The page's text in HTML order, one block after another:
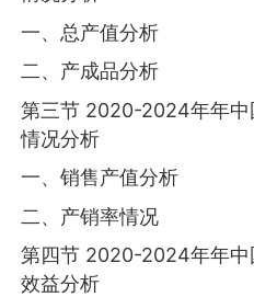
一、总产值分析
二、产成品分析
第三节 2020-2024年年中
情况分析
一、销售产值分析
二、产销率情况
第四节 2020-2024年年中
效益分析